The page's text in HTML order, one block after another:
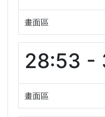
畫面區
28:53 -
畫面區